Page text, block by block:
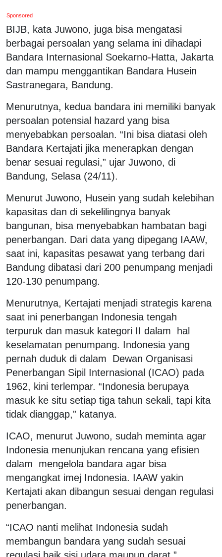
Sponsored
BIJB, kata Juwono, juga bisa mengatasi
berbagai persoalan yang selama ini dihadapi
Bandara Internasional Soekarno-Hatta, Jakarta
dan mampu menggantikan Bandara Husein
Sastranegara, Bandung.
Menurutnya, kedua bandara ini memiliki banyak
persoalan potensial hazard yang bisa
menyebabkan persoalan. “Ini bisa diatasi oleh
Bandara Kertajati jika menerapkan dengan
benar sesuai regulasi,” ujar Juwono, di
Bandung, Selasa (24/11).
Menurut Juwono, Husein yang sudah kelebihan
kapasitas dan di sekelilingnya banyak
bangunan, bisa menyebabkan hambatan bagi
penerbangan. Dari data yang dipegang IAAW,
saat ini, kapasitas pesawat yang terbang dari
Bandung dibatasi dari 200 penumpang menjadi
120-130 penumpang.
Menurutnya, Kertajati menjadi strategis karena
saat ini penerbangan Indonesia tengah
terpuruk dan masuk kategori II dalam hal
keselamatan penumpang. Indonesia yang
pernah duduk di dalam Dewan Organisasi
Penerbangan Sipil Internasional (ICAO) pada
1962, kini terlempar. “Indonesia berupaya
masuk ke situ setiap tiga tahun sekali, tapi kita
tidak dianggap,” katanya.
ICAO, menurut Juwono, sudah meminta agar
Indonesia menunjukan rencana yang efisien
dalam mengelola bandara agar bisa
mengangkat imej Indonesia. IAAW yakin
Kertajati akan dibangun sesuai dengan regulasi
penerbangan.
“ICAO nanti melihat Indonesia sudah
membangun bandara yang sudah sesuai